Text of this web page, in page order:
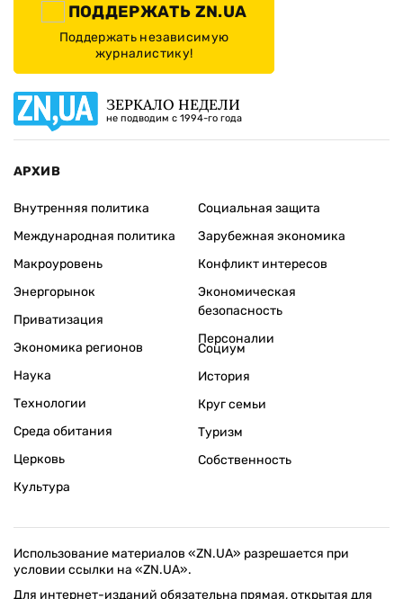
ПОДДЕРЖАТЬ ZN.UA
Поддержать независимую
журналистику!
ЗЕРКАЛО НЕДЕЛИ
не подводим с 1994-го года
АРХИВ
Внутренняя политика
Международная политика
Макроуровень
Энергорынок
Приватизация
Экономика регионов
Социальная защита
Зарубежная экономика
Конфликт интересов
Экономическая
безопасность
Персоналии
Наука
Технологии
Среда обитания
Церковь
Культура
Социум
История
Круг семьи
Туризм
Собственность
Использование материалов «ZN.UA» разрешается при
условии ссылки на «ZN.UA».
Для интернет-изданий обязательна прямая, открытая для